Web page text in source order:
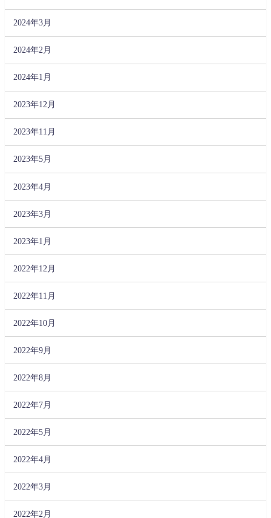
2024年3月
2024年2月
2024年1月
2023年12月
2023年11月
2023年5月
2023年4月
2023年3月
2023年1月
2022年12月
2022年11月
2022年10月
2022年9月
2022年8月
2022年7月
2022年5月
2022年4月
2022年3月
2022年2月